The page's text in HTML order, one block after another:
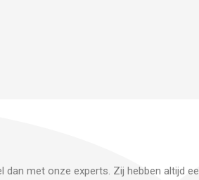
dan met onze experts. Zij hebben altijd